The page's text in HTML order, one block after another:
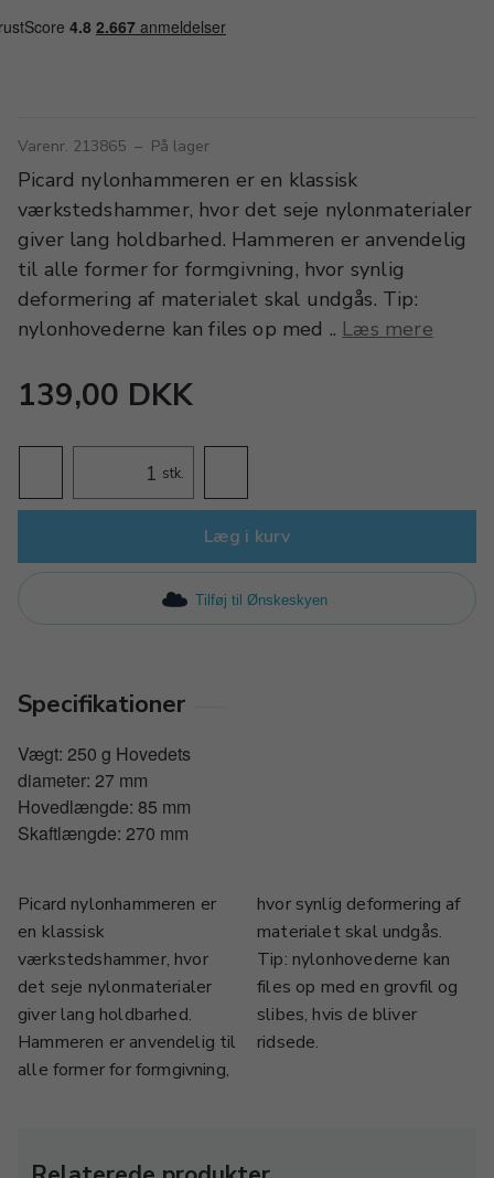
Varenr. 213865 – På lager
Picard nylonhammeren er en klassisk
værkstedshammer, hvor det seje nylonmaterialer
giver lang holdbarhed. Hammeren er anvendelig
til alle former for formgivning, hvor synlig
deformering af materialet skal undgås. Tip:
nylonhovederne kan files op med .. Læs mere
139,00 DKK
stk.
Læg i kurv
Tilføj til Ønskeskyen
Specifikationer
Vægt: 250 g Hovedets
diameter: 27 mm
Hovedlængde: 85 mm
Skaftlængde: 270 mm
Picard nylonhammeren er
en klassisk
værkstedshammer, hvor
det seje nylonmaterialer
giver lang holdbarhed.
Hammeren er anvendelig til
alle former for formgivning,
hvor synlig deformering af
materialet skal undgås.
Tip: nylonhovederne kan
files op med en grovfil og
slibes, hvis de bliver
ridsede.